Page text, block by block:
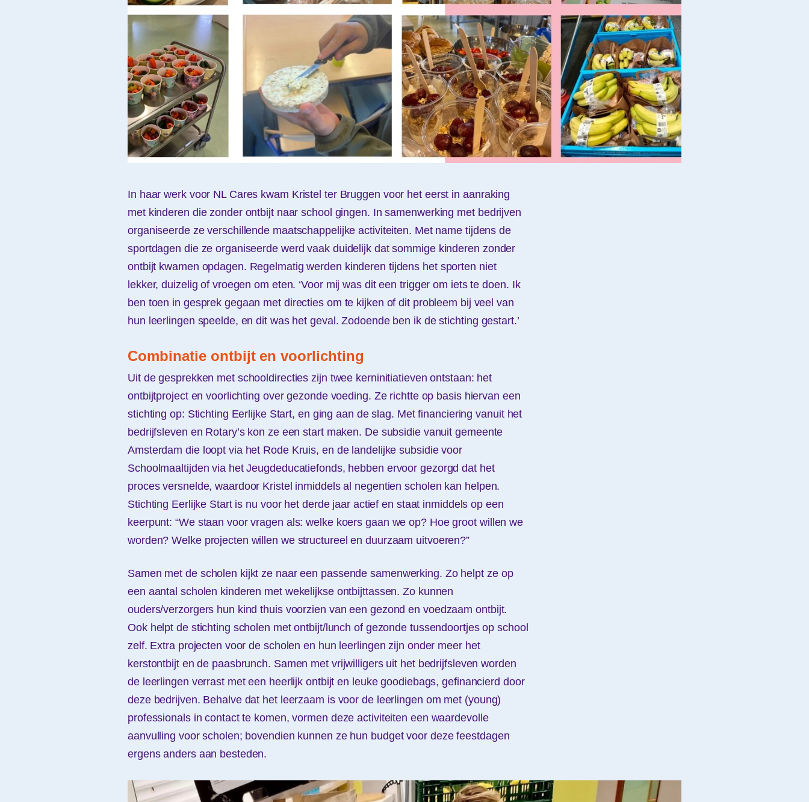
In haar werk voor NL Cares kwam Kristel ter Bruggen voor het eerst in aanraking
met kinderen die zonder ontbijt naar school gingen. In samenwerking met bedrijven
organiseerde ze verschillende maatschappelijke activiteiten. Met name tijdens de
sportdagen die ze organiseerde werd vaak duidelijk dat sommige kinderen zonder
ontbijt kwamen opdagen. Regelmatig werden kinderen tijdens het sporten niet
lekker, duizelig of vroegen om eten. ‘Voor mij was dit een trigger om iets te doen. Ik
ben toen in gesprek gegaan met directies om te kijken of dit probleem bij veel van
hun leerlingen speelde, en dit was het geval. Zodoende ben ik de stichting gestart.’
Combinatie ontbijt en voorlichting
Uit de gesprekken met schooldirecties zijn twee kerninitiatieven ontstaan: het
ontbijtproject en voorlichting over gezonde voeding. Ze richtte op basis hiervan een
stichting op: Stichting Eerlijke Start, en ging aan de slag. Met financiering vanuit het
bedrijfsleven en Rotary’s kon ze een start maken. De subsidie vanuit gemeente
Amsterdam die loopt via het Rode Kruis, en de landelijke subsidie voor
Schoolmaaltijden via het Jeugdeducatiefonds, hebben ervoor gezorgd dat het
proces versnelde, waardoor Kristel inmiddels al negentien scholen kan helpen.
Stichting Eerlijke Start is nu voor het derde jaar actief en staat inmiddels op een
keerpunt: “We staan voor vragen als: welke koers gaan we op? Hoe groot willen we
worden? Welke projecten willen we structureel en duurzaam uitvoeren?”
Samen met de scholen kijkt ze naar een passende samenwerking. Zo helpt ze op
een aantal scholen kinderen met wekelijkse ontbijttassen. Zo kunnen
ouders/verzorgers hun kind thuis voorzien van een gezond en voedzaam ontbijt.
Ook helpt de stichting scholen met ontbijt/lunch of gezonde tussendoortjes op school
zelf. Extra projecten voor de scholen en hun leerlingen zijn onder meer het
kerstontbijt en de paasbrunch. Samen met vrijwilligers uit het bedrijfsleven worden
de leerlingen verrast met een heerlijk ontbijt en leuke goodiebags, gefinancierd door
deze bedrijven. Behalve dat het leerzaam is voor de leerlingen om met (young)
professionals in contact te komen, vormen deze activiteiten een waardevolle
aanvulling voor scholen; bovendien kunnen ze hun budget voor deze feestdagen
ergens anders aan besteden.